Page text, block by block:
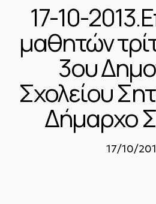
17-10-
μαθητών
3ου
Σχολείου
Δήμαρχο
17/10/